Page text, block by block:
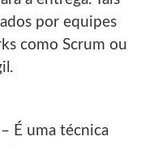
por equipes
como Scrum ou
– É uma técnica